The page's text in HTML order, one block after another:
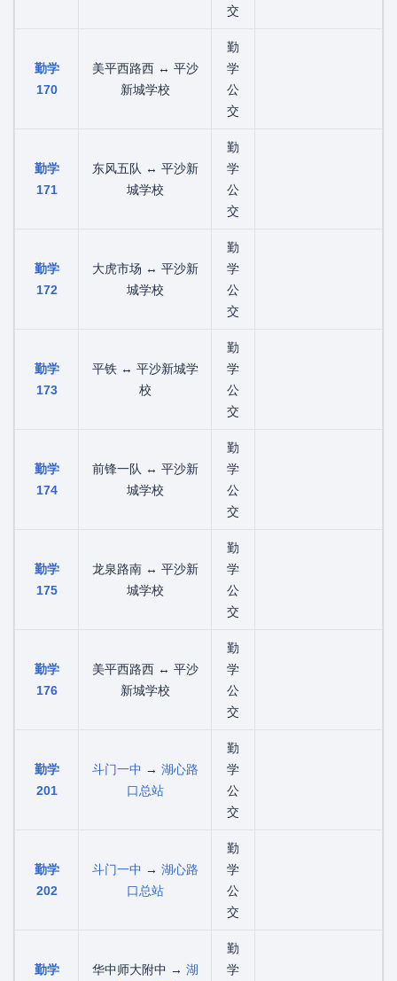
交
勤学
170
美平西路西 ↔ 平沙
新城学校
勤
学
公
交
勤学
171
东风五队 ↔ 平沙新
城学校
勤
学
公
交
勤学
172
大虎市场 ↔ 平沙新
城学校
勤
学
公
交
勤学
173
平铁 ↔ 平沙新城学
校
勤
学
公
交
勤学
174
前锋一队 ↔ 平沙新
城学校
勤
学
公
交
勤学
175
龙泉路南 ↔ 平沙新
城学校
勤
学
公
交
勤学
176
美平西路西 ↔ 平沙
新城学校
勤
学
公
交
勤学
201
斗门一中 → 湖心路
口总站
勤
学
公
交
勤学
202
斗门一中 → 湖心路
口总站
勤
学
公
交
勤学
华中师大附中 → 湖
勤
学